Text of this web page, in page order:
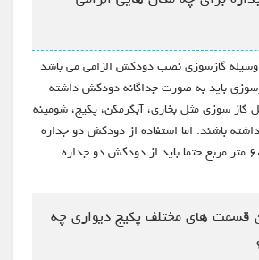
وسیله گازسوزی نصب دودکش الزامی می باشد
باید به صورت جداگانه دودکش داشته
سوزی مثل بخاری، آبگرمکن، پکیج، شومینه
باشند. اما استفاده از دودکش دو جداره
در محیط هایی با متراژ ۶۰ متر مربع حتما باید از دودکش دو جداره
قسمت های مختلف پکیج دیواری چه